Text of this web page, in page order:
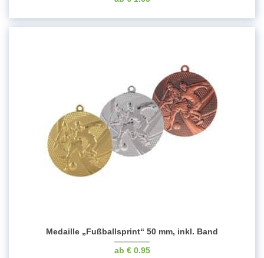
Medaille „Fußballsprint“ 50 mm, inkl. Band
€0.95